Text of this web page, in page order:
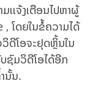
ເຈ້ງເຕືອນໄປຫາຜູ້
ໂດຍໃນຂໍ້ຄວາມໄດ້
ດີໂອຈະຢຸດຫຼິ້ນໃນ
ຊົມວິດີໂອໄດ້ອີກ
ນັ້ນ.